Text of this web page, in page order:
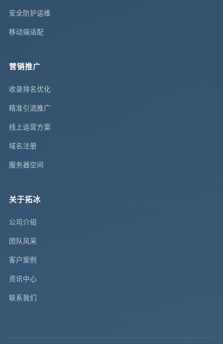
安全防护运维
移动端适配
营销推广
收录排名优化
精准引流推广
线上运营方案
域名注册
服务器空间
关于拓冰
公司介绍
团队风采
客户案例
资讯中心
联系我们